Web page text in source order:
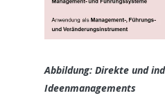
Abbildung: Direkte und
Ideenmanagements